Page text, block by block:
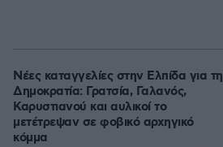
Νέες καταγγελίες στην Ελπίδα για τη
Δημοκρατία: Γρατσία, Γαλανός,
Καρυστιανού και αυλικοί το
μετέτρεψαν σε φοβικό αρχηγικό
κόμμα